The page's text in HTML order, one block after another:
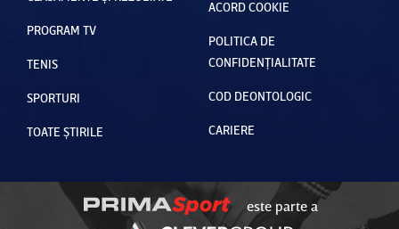
PROGRAM TV
TENIS
SPORTURI
TOATE ȘTIRILE
ACORD COOKIE
POLITICA DE
CONFIDENȚIALITATE
COD DEONTOLOGIC
CARIERE
este parte a